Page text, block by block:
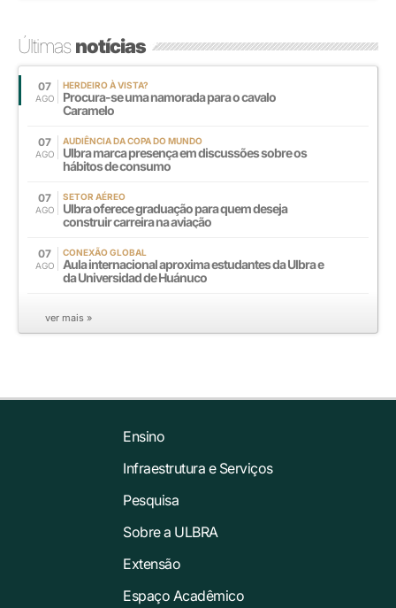
Últimasnotícias
07
AGO
HERDEIRO À VISTA?
Procura-se uma namorada para o cavalo
Caramelo
07
AGO
AUDIÊNCIA DA COPA DO MUNDO
Ulbra marca presença em discussões sobre os
hábitos de consumo
07
AGO
SETOR AÉREO
Ulbra oferece graduação para quem deseja
construir carreira na aviação
07
AGO
CONEXÃO GLOBAL
Aula internacional aproxima estudantes da Ulbra e
da Universidad de Huánuco
ver mais »
Ensino
Infraestrutura e Serviços
Pesquisa
Sobre a ULBRA
Extensão
Espaço Acadêmico